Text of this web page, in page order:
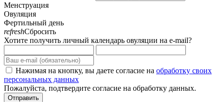
Менструация
Овуляция
Фертильный день
refreshСбросить
Хотите получить личный календарь овуляции на e-mail?
Нажимая на кнопку, вы даете согласие на обработку своих
персональных данных
Пожалуйста, подтвердите согласие на обработку данных.
Отправить